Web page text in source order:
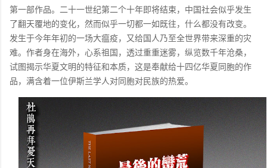
第一部作品。二十一世纪第二个十年即将结束，中国社会似乎发生
了翻天覆地的变化，然而似乎一切都一如既往，什么都没有改变。
发生于今年年初的一场大瘟疫，又给国人乃至全世界带来深重的灾
难。作者身在海外，心系祖国，透过重重迷雾，纵览数千年沧桑，
试图揭示华夏文明的特征和本质，这是奉献给十四亿华夏同胞的作
品，满含着一位伊斯兰学人对同胞对民族的热爱。